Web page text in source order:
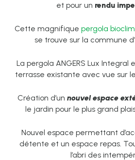
et pour un rendu
Cette magnifique pergola
se trouve sur la commune
La pergola ANGERS Lux Integral
terrasse existante avec vue sur
Création d’un nouvel espace
le jardin pour le plus grand
Nouvel espace permettant
détente et un espace repas.
l’abri des